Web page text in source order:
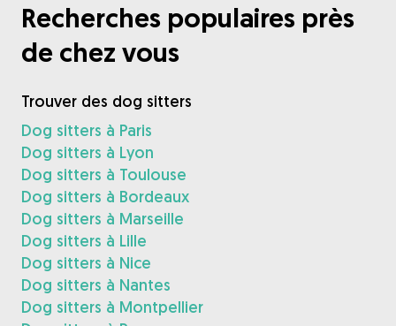
Recherches populaires près
de chez vous
Trouver des dog sitters
Dog sitters à Paris
Dog sitters à Lyon
Dog sitters à Toulouse
Dog sitters à Bordeaux
Dog sitters à Marseille
Dog sitters à Lille
Dog sitters à Nice
Dog sitters à Nantes
Dog sitters à Montpellier